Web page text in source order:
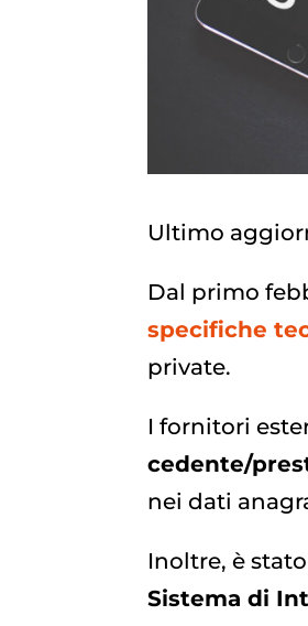
Ultimo
Dal primo
specifiche
private.
I fornitori
cedente/
nei dati
Inoltre, è
Sistema di